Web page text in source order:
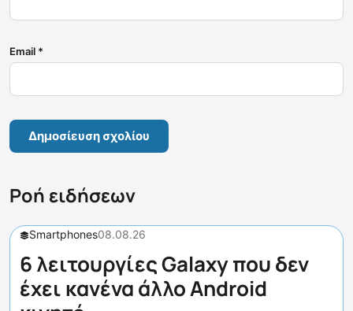
Email *
Ροή ειδήσεων
Smartphones08.08.26
6 λειτουργίες Galaxy που δεν
έχει κανένα άλλο Android